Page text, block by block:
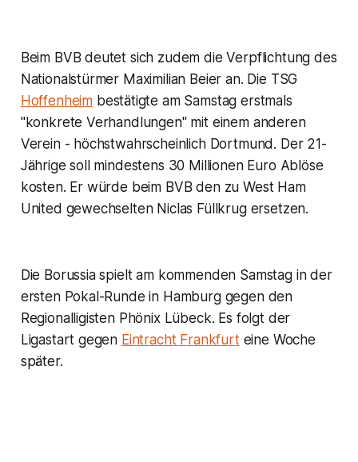
Beim BVB deutet sich zudem die Verpflichtung des
Nationalstürmer Maximilian Beier an. Die TSG
Hoffenheim bestätigte am Samstag erstmals
"konkrete Verhandlungen" mit einem anderen
Verein - höchstwahrscheinlich Dortmund. Der 21-
Jährige soll mindestens 30 Millionen Euro Ablöse
kosten. Er würde beim BVB den zu West Ham
United gewechselten Niclas Füllkrug ersetzen.
Die Borussia spielt am kommenden Samstag in der
ersten Pokal-Runde in Hamburg gegen den
Regionalligisten Phönix Lübeck. Es folgt der
Ligastart gegen Eintracht Frankfurteine Woche
später.